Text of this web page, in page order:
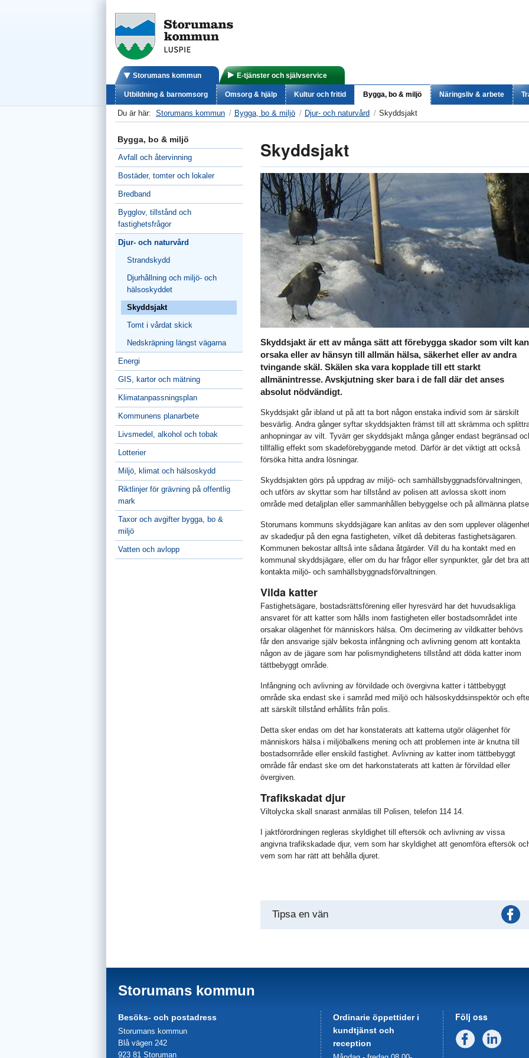
Storumans kommun E-tjänster och självservice
Utbildning & barnomsorg Omsorg & hjälp Kultur och fritid Bygga, bo & miljö Näringsliv & arbete
Du är här: Storumans kommun Bygga, bo & miljö Djur- och naturvård Skyddsjakt
Bygga, bo & miljö
Avfall och återvinning
Bostäder, tomter och lokaler
Bredband
Bygglov, tillstånd och
fastighetsfrågor
Djur- och naturvård
Strandskydd
Djurhållning och miljö- och
hälsoskyddet
Skyddsjakt
Tomt i vårdat skick
Nedskräpning längst vägarna
Energi
GIS, kartor och mätning
Klimatanpassningsplan
Kommunens planarbete
Livsmedel, alkohol och tobak
Lotterier
Miljö, klimat och hälsoskydd
Riktlinjer för grävning på offentlig
mark
Taxor och avgifter bygga, bo &
miljö
Vatten och avlopp
Skyddsjakt
Skyddsjakt är ett av många sätt att förebygga skador som vilt kan
orsaka eller av hänsyn till allmän hälsa, säkerhet eller av andra
tvingande skäl. Skälen ska vara kopplade till ett starkt
allmänintresse. Avskjutning sker bara i de fall där det anses
absolut nödvändigt.
Skyddsjakt går ibland ut på att ta bort någon enstaka individ som är särskilt
besvärlig. Andra gånger syftar skyddsjakten främst till att skrämma och
anhopningar av vilt. Tyvärr ger skyddsjakt många gånger endast begränsad
tillfällig effekt som skadeförebyggande metod. Därför är det viktigt att också
försöka hitta andra lösningar.
Skyddsjakten görs på uppdrag av miljö- och samhällsbyggnadsförvaltningen,
och utförs av skyttar som har tillstånd av polisen att avlossa skott inom
område med detaljplan eller sammanhållen bebyggelse och på allmänna
Storumans kommuns skyddsjägare kan anlitas av den som upplever
av skadedjur på den egna fastigheten, vilket då debiteras fastighetsägaren.
Kommunen bekostar alltså inte sådana åtgärder. Vill du ha kontakt med en
kommunal skyddsjägare, eller om du har frågor eller synpunkter, går det bra att
kontakta miljö- och samhällsbyggnadsförvaltningen.
Vilda katter
Fastighetsägare, bostadsrättsförening eller hyresvärd har det huvudsakliga
ansvaret för att katter som hålls inom fastigheten eller bostadsområdet inte
orsakar olägenhet för människors hälsa. Om decimering av vildkatter behövs
får den ansvarige själv bekosta infångning och avlivning genom att kontakta
någon av de jägare som har polismyndighetens tillstånd att döda katter inom
tättbebyggt område.
Infångning och avlivning av förvildade och övergivna katter i tättbebyggt
område ska endast ske i samråd med miljö och hälsoskyddsinspektör och
att särskilt tillstånd erhållits från polis.
Detta sker endas om det har konstaterats att katterna utgör olägenhet för
människors hälsa i miljöbalkens mening och att problemen inte är knutna till
bostadsområde eller enskild fastighet. Avlivning av katter inom tättbebyggt
område får endast ske om det harkonstaterats att katten är förvildad eller
övergiven.
Trafikskadat djur
Viltolycka skall snarast anmälas till Polisen, telefon 114 14.
I jaktförordningen regleras skyldighet till eftersök och avlivning av vissa
angivna trafikskadade djur, vem som har skyldighet att genomföra eftersök
vem som har rätt att behålla djuret.
Tipsa en vän
Storumans kommun
Besöks- och postadress
Storumans kommun
Blå vägen 242
923 81 Storuman
Ordinarie öppettider i
kundtjänst och
reception
Följ oss
Facebook